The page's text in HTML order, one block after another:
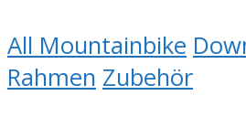
All Mountainbike
Rahmen Zubehör